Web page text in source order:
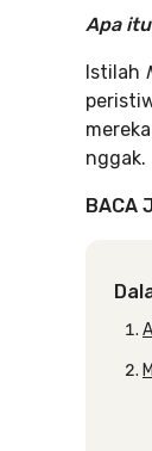
Apa
Istilah
nggak.
BACA